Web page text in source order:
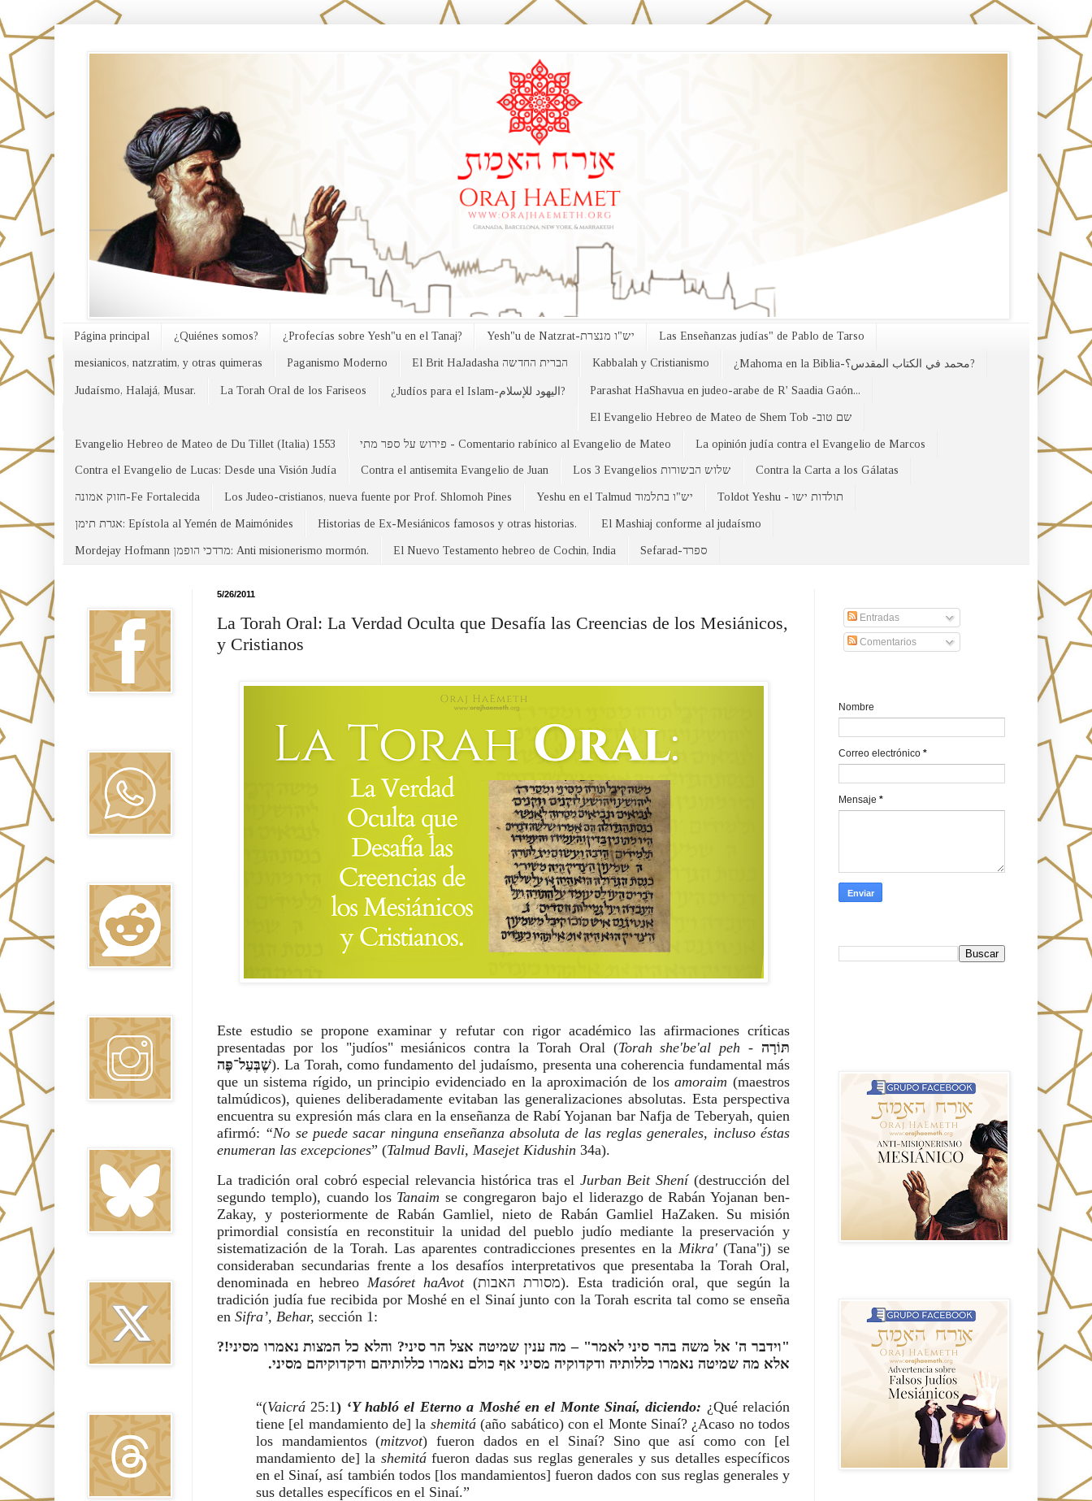
Página principal ¿Quiénes somos? ¿Profecías sobre Yesh"u en el Tanaj? Yesh"u de Natzrat-יש"ו מנצרת Las Enseñanzas judías" de Pablo de Tarso
mesianicos, natzratim, y otras quimeras Paganismo Moderno El Brit HaJadasha הברית החדשה Kabbalah y Cristianismo ¿Mahoma en la Biblia-محمد في الكتاب المقدس؟?
Judaísmo, Halajá, Musar. La Torah Oral de los Fariseos ¿Judíos para el Islam-اليهود للإسلام? Parashat HaShavua en judeo-arabe de R' Saadia Gaón...
El Evangelio Hebreo de Mateo de Shem Tob -שם טוב
Evangelio Hebreo de Mateo de Du Tillet (Italia) 1553 פירוש על ספר מתי - Comentario rabínico al Evangelio de Mateo La opinión judía contra el Evangelio de Marcos
Contra el Evangelio de Lucas: Desde una Visión Judía Contra el antisemita Evangelio de Juan Los 3 Evangelios שלוש הבשורות Contra la Carta a los Gálatas
חזוק אמונה-Fe Fortalecida Los Judeo-cristianos, nueva fuente por Prof. Shlomoh Pines Yeshu en el Talmud יש"ו בתלמוד Toldot Yeshu - תולדות ישו
אגרת תימן: Epístola al Yemén de Maimónides Historias de Ex-Mesiánicos famosos y otras historias. El Mashiaj conforme al judaísmo
Mordejay Hofmann מרדכי הופמן: Anti misionerismo mormón. El Nuevo Testamento hebreo de Cochin, India Sefarad-ספרד
5/26/2011
La Torah Oral: La Verdad Oculta que Desafía las Creencias de los Mesiánicos,
y Cristianos
Este estudio se propone examinar y refutar con rigor académico las afirmaciones críticas
presentadas por los "judíos" mesiánicos contra la Torah Oral (Torah she'be'al peh- תּוֹרָה
שֶׁבְּעַל־פֶּה). La Torah, como fundamento del judaísmo, presenta una coherencia fundamental más
que un sistema rígido, un principio evidenciado en la aproximación de losamoraim(maestros
talmúdicos), quienes deliberadamente evitaban las generalizaciones absolutas. Esta perspectiva
encuentra su expresión más clara en la enseñanza de Rabí Yojanan bar Nafja de Teberyah, quien
afirmó: “No se puede sacar ninguna enseñanza absoluta de las reglas generales, incluso éstas
enumeran las excepciones” (Talmud Bavli, Masejet Kidushin 34a).
La tradición oral cobró especial relevancia histórica tras el Jurban Beit Shení(destrucción del
segundo templo), cuando los Tanaimse congregaron bajo el liderazgo de Rabán Yojanan ben-
Zakay, y posteriormente de Rabán Gamliel, nieto de Rabán Gamliel HaZaken. Su misión
primordial consistía en reconstituir la unidad del pueblo judío mediante la preservación y
sistematización de la Torah. Las aparentes contradicciones presentes en la Mikra'(Tana"j) se
consideraban secundarias frente a los desafíos interpretativos que presentaba la Torah Oral,
denominada en hebreo Masóret haAvot(מסורת האבות). Esta tradición oral, que según la
tradición judía fue recibida por Moshé en el Sinaí junto con la Torah escrita tal como se enseña
en Sifra’, Behar, sección 1:
"וידבר ה' אל משה בהר סיני לאמר" – מה ענין שמיטה אצל הר סיני? והלא כל המצות נאמרו מסיני!?
אלא מה שמיטה נאמרו כללותיה ודקדוקיה מסיני אף כולם נאמרו כללותיהם ודקדוקיהם מסיני.
“(Vaicrá 25:1) ‘Y habló el Eterno a Moshé en el Monte Sinaí, diciendo: ¿Qué relación
tiene [el mandamiento de] la shemitá(año sabático) con el Monte Sinaí? ¿Acaso no todos
los mandamientos (mitzvot) fueron dados en el Sinaí? Sino que así como con [el
mandamiento de] la shemitá fueron dadas sus reglas generales y sus detalles específicos
en el Sinaí, así también todos [los mandamientos] fueron dados con sus reglas generales y
sus detalles específicos en el Sinaí.”
Entradas
Comentarios
Nombre
Correo electrónico *
Mensaje *